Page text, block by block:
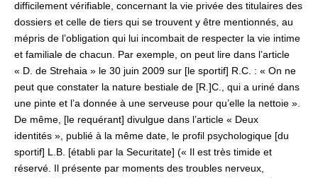
difficilement vérifiable, concernant la vie privée des titulaires des
dossiers et celle de tiers qui se trouvent y être mentionnés, au
mépris de l’obligation qui lui incombait de respecter la vie intime
et familiale de chacun. Par exemple, on peut lire dans l’article
« D. de Strehaia » le 30 juin 2009 sur [le sportif] R.C. : « On ne
peut que constater la nature bestiale de [R.]C., qui a uriné dans
une pinte et l’a donnée à une serveuse pour qu’elle la nettoie ».
De même, [le requérant] divulgue dans l’article « Deux
identités », publié à la même date, le profil psychologique [du
sportif] L.B. [établi par la Securitate] (« Il est très timide et
réservé. Il présente par moments des troubles nerveux,